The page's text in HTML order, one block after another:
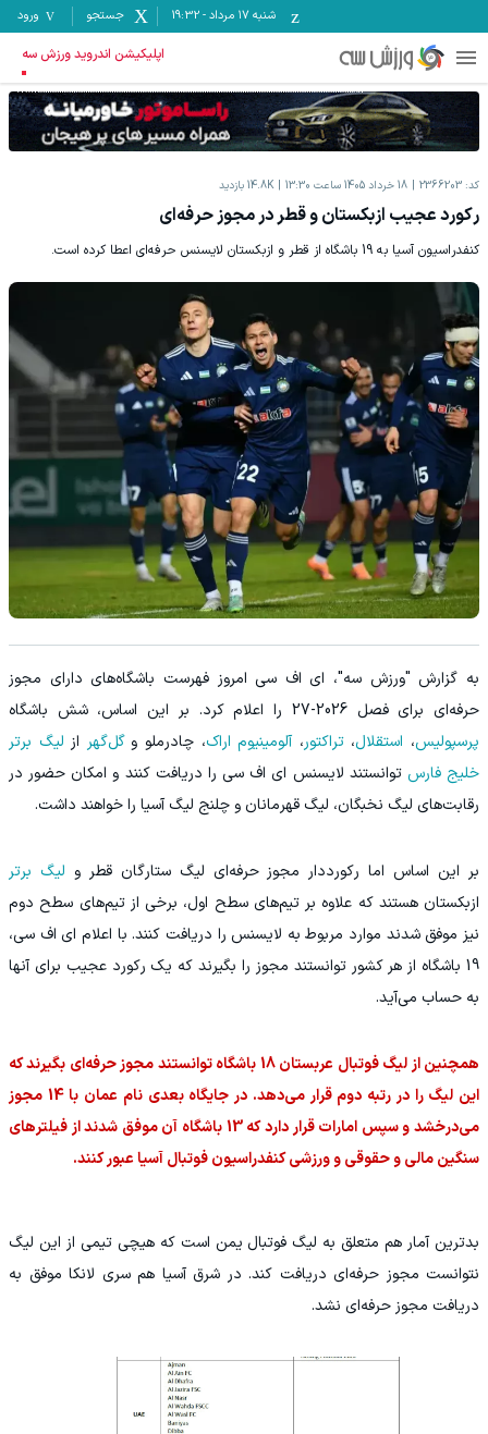
شنبه ۱۷ مرداد -
19:32 جستجو ورود
اپلیکیشن اندروید ورزش سه
کد: 2366203 18 خرداد 1405 ساعت 13:30 14.8K بازدید
رکورد عجیب ازبکستان و قطر در مجوز حرفه‌ای
کنفدراسیون آسیا به 19 باشگاه از قطر و ازبکستان لایسنس حرفه‌ای اعطا کرده است.
به گزارش "ورزش سه"، ای اف سی امروز فهرست باشگاه‌های دارای مجوز
حرفه‌ای برای فصل 2026-27 را اعلام کرد. بر این اساس، شش باشگاه
پرسپولیس، استقلال،تراکتور،آلومینیوم اراک، چادرملو وگل‌گهر از لیگ برتر
خلیج فارس توانستند لایسنس ای اف سی را دریافت کنند و امکان حضور در
رقابت‌های لیگ نخبگان، لیگ قهرمانان و چلنج لیگ آسیا را خواهند داشت.
بر این اساس اما رکورددار مجوز حرفه‌ای لیگ ستارگان قطر و لیگ برتر
ازبکستان هستند که علاوه بر تیم‌های سطح اول، برخی از تیم‌های سطح دوم
نیز موفق شدند موارد مربوط به لایسنس را دریافت کنند. با اعلام ای اف سی،
19 باشگاه از هر کشور توانستند مجوز را بگیرند که یک رکورد عجیب برای آنها
به حساب می‌آید.
همچنین از لیگ فوتبال عربستان 18 باشگاه توانستند مجوز حرفه‌ای بگیرند که
این لیگ را در رتبه دوم قرار می‌دهد. در جایگاه بعدی نام عمان با 14 مجوز
می‌درخشد و سپس امارات قرار دارد که 13 باشگاه آن موفق شدند از فیلترهای
سنگین مالی و حقوقی و ورزشی کنفدراسیون فوتبال آسیا عبور کنند.
بدترین آمار هم متعلق به لیگ فوتبال یمن است که هیچی تیمی از این لیگ
نتوانست مجوز حرفه‌ای دریافت کند. در شرق آسیا هم سری لانکا موفق به
دریافت مجوز حرفه‌ای نشد.